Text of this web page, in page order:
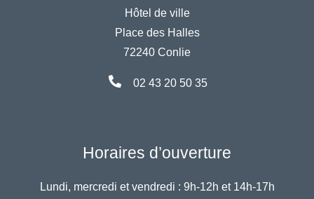
Hôtel de ville
Place des Halles
72240 Conlie
02 43 20 50 35
Horaires d’ouverture
Lundi, mercredi et vendredi : 9h-12h et 14h-17h